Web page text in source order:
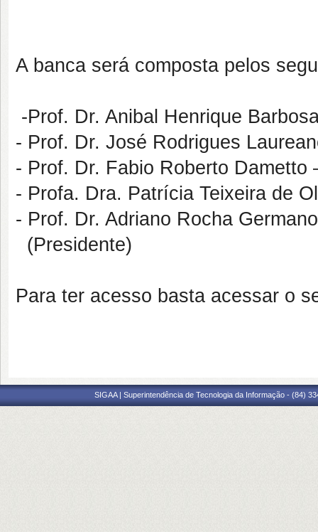
A banca será composta pelos
-Prof. Dr. Anibal Henrique
- Prof. Dr. José Rodrigues
- Prof. Dr. Fabio Roberto Dametto
- Profa. Dra. Patrícia Teixeira de
- Prof. Dr. Adriano Rocha
(Presidente)
Para ter acesso basta acessar o
SIGAA | Superintendência de Tecnologia da Informação - (84)